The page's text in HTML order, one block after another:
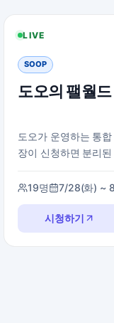
LIVE
SOOP
도오의 팰월
도오가 운영하는 통
장이 신청하면 분리
19명
7/28(화) ~
시청하기